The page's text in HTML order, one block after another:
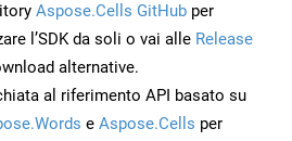
Aspose.Cells GitHub per
l’SDK da soli o vai alle Release
alternative.
al riferimento API basato su
e Aspose.Cells per